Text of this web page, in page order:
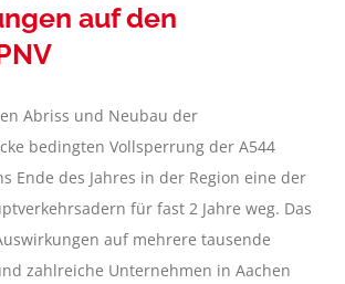
auf den
Abriss und Neubau der
bedingten Vollsperrung der A544
Ende des Jahres in der Region eine der
für fast 2 Jahre weg. Das
auf mehrere tausende
zahlreiche Unternehmen in Aachen